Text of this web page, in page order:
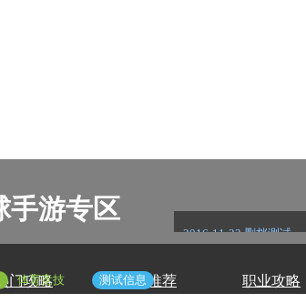
手游专区
体育竞技 测试信息
2016-11-22 删档测试
门攻略 精彩推荐 职业攻略